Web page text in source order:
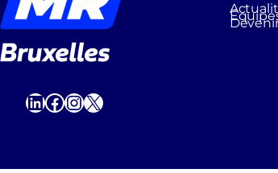
LinkedIn Facebook InstagramX